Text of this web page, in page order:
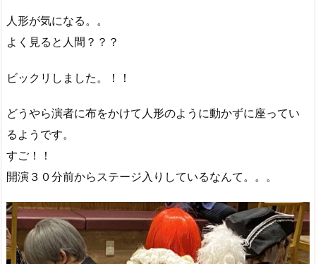
人形が気になる。。
よく見ると人間？？？
ビックリしました。！！
どうやら演者に布をかけて人形のように動かずに座ってい
るようです。
すご！！
開演３０分前からステージ入りしているなんて。。。